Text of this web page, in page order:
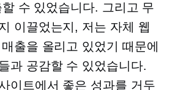
수 있었습니다. 그리고 무
이끌었는지, 저는 자체 웹
출을 올리고 있었기 때문에
과 공감할 수 있었습니다.
이트에서 좋은 성과를 거두